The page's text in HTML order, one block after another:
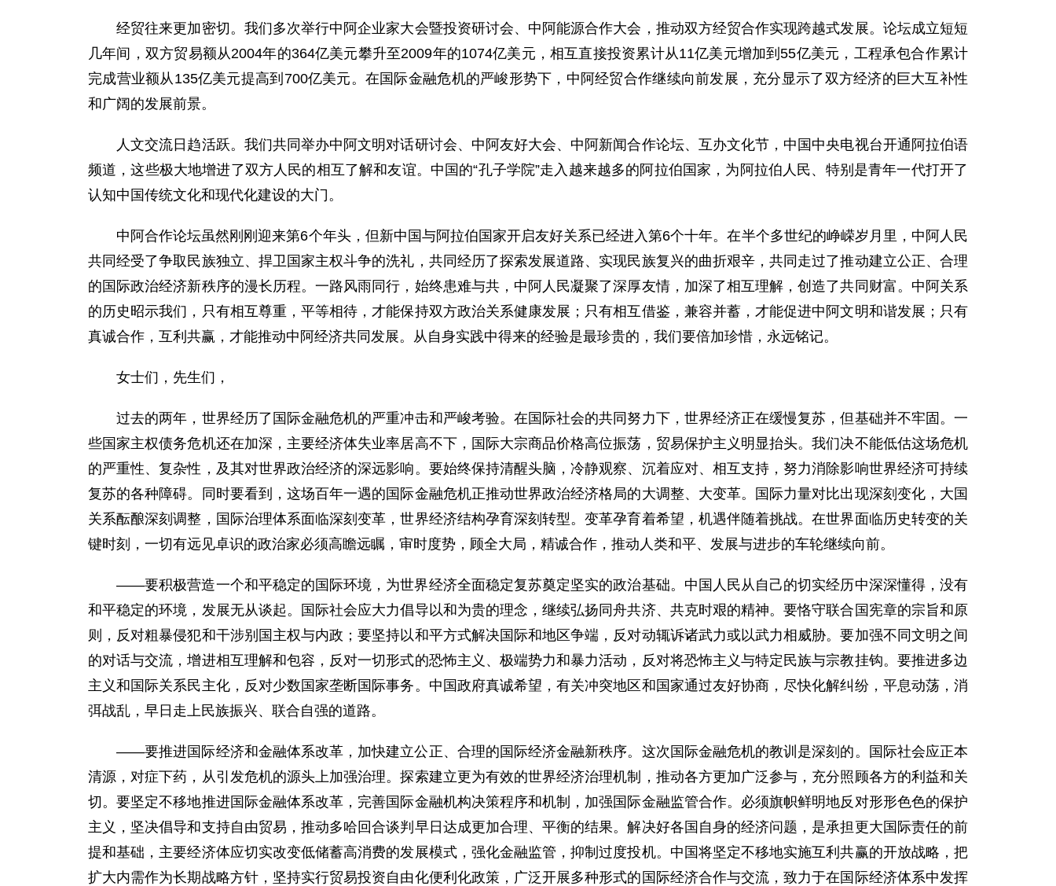
经贸往来更加密切。我们多次举行中阿企业家大会暨投资研讨会、中阿能源合作大会，推动双方经贸合作实现跨越式发展。论坛成立短短
几年间，双方贸易额从2004年的364亿美元攀升至2009年的1074亿美元，相互直接投资累计从11亿美元增加到55亿美元，工程承包合作累计
完成营业额从135亿美元提高到700亿美元。在国际金融危机的严峻形势下，中阿经贸合作继续向前发展，充分显示了双方经济的巨大互补性
和广阔的发展前景。
人文交流日趋活跃。我们共同举办中阿文明对话研讨会、中阿友好大会、中阿新闻合作论坛、互办文化节，中国中央电视台开通阿拉伯语
频道，这些极大地增进了双方人民的相互了解和友谊。中国的“孔子学院”走入越来越多的阿拉伯国家，为阿拉伯人民、特别是青年一代打开了
认知中国传统文化和现代化建设的大门。
中阿合作论坛虽然刚刚迎来第6个年头，但新中国与阿拉伯国家开启友好关系已经进入第6个十年。在半个多世纪的峥嵘岁月里，中阿人民
共同经受了争取民族独立、捍卫国家主权斗争的洗礼，共同经历了探索发展道路、实现民族复兴的曲折艰辛，共同走过了推动建立公正、合理
的国际政治经济新秩序的漫长历程。一路风雨同行，始终患难与共，中阿人民凝聚了深厚友情，加深了相互理解，创造了共同财富。中阿关系
的历史昭示我们，只有相互尊重，平等相待，才能保持双方政治关系健康发展；只有相互借鉴，兼容并蓄，才能促进中阿文明和谐发展；只有
真诚合作，互利共赢，才能推动中阿经济共同发展。从自身实践中得来的经验是最珍贵的，我们要倍加珍惜，永远铭记。
女士们，先生们，
过去的两年，世界经历了国际金融危机的严重冲击和严峻考验。在国际社会的共同努力下，世界经济正在缓慢复苏，但基础并不牢固。一
些国家主权债务危机还在加深，主要经济体失业率居高不下，国际大宗商品价格高位振荡，贸易保护主义明显抬头。我们决不能低估这场危机
的严重性、复杂性，及其对世界政治经济的深远影响。要始终保持清醒头脑，冷静观察、沉着应对、相互支持，努力消除影响世界经济可持续
复苏的各种障碍。同时要看到，这场百年一遇的国际金融危机正推动世界政治经济格局的大调整、大变革。国际力量对比出现深刻变化，大国
关系酝酿深刻调整，国际治理体系面临深刻变革，世界经济结构孕育深刻转型。变革孕育着希望，机遇伴随着挑战。在世界面临历史转变的关
键时刻，一切有远见卓识的政治家必须高瞻远瞩，审时度势，顾全大局，精诚合作，推动人类和平、发展与进步的车轮继续向前。
——要积极营造一个和平稳定的国际环境，为世界经济全面稳定复苏奠定坚实的政治基础。中国人民从自己的切实经历中深深懂得，没有
和平稳定的环境，发展无从谈起。国际社会应大力倡导以和为贵的理念，继续弘扬同舟共济、共克时艰的精神。要恪守联合国宪章的宗旨和原
则，反对粗暴侵犯和干涉别国主权与内政；要坚持以和平方式解决国际和地区争端，反对动辄诉诸武力或以武力相威胁。要加强不同文明之间
的对话与交流，增进相互理解和包容，反对一切形式的恐怖主义、极端势力和暴力活动，反对将恐怖主义与特定民族与宗教挂钩。要推进多边
主义和国际关系民主化，反对少数国家垄断国际事务。中国政府真诚希望，有关冲突地区和国家通过友好协商，尽快化解纠纷，平息动荡，消
弭战乱，早日走上民族振兴、联合自强的道路。
——要推进国际经济和金融体系改革，加快建立公正、合理的国际经济金融新秩序。这次国际金融危机的教训是深刻的。国际社会应正本
清源，对症下药，从引发危机的源头上加强治理。探索建立更为有效的世界经济治理机制，推动各方更加广泛参与，充分照顾各方的利益和关
切。要坚定不移地推进国际金融体系改革，完善国际金融机构决策程序和机制，加强国际金融监管合作。必须旗帜鲜明地反对形形色色的保护
主义，坚决倡导和支持自由贸易，推动多哈回合谈判早日达成更加合理、平衡的结果。解决好各国自身的经济问题，是承担更大国际责任的前
提和基础，主要经济体应切实改变低储蓄高消费的发展模式，强化金融监管，抑制过度投机。中国将坚定不移地实施互利共赢的开放战略，把
扩大内需作为长期战略方针，坚持实行贸易投资自由化便利化政策，广泛开展多种形式的国际经济合作与交流，致力于在国际经济体系中发挥